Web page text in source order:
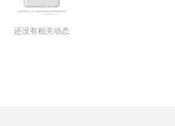
还没有相关动态